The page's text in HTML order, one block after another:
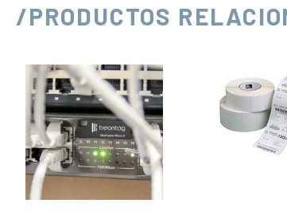
/PRODUCTOS